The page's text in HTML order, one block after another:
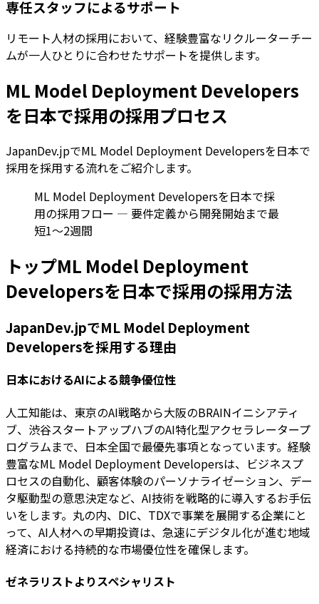
専任スタッフによるサポート
リモート人材の採用において、経験豊富なリクルーターチー
ムが一人ひとりに合わせたサポートを提供します。
ML Model Deployment Developers
を日本で採用の採用プロセス
JapanDev.jpでML Model Deployment Developersを日本で
採用を採用する流れをご紹介します。
ML Model Deployment Developersを日本で採
用の採用フロー — 要件定義から開発開始まで最
短1〜2週間
トップML Model Deployment
Developersを日本で採用の採用方法
JapanDev.jpでML Model Deployment
Developersを採用する理由
日本におけるAIによる競争優位性
人工知能は、東京のAI戦略から大阪のBRAINイニシアティ
ブ、渋谷スタートアップハブのAI特化型アクセラレータープ
ログラムまで、日本全国で最優先事項となっています。経験
豊富なML Model Deployment Developersは、ビジネスプ
ロセスの自動化、顧客体験のパーソナライゼーション、デー
タ駆動型の意思決定など、AI技術を戦略的に導入するお手伝
いをします。丸の内、DIC、TDXで事業を展開する企業にと
って、AI人材への早期投資は、急速にデジタル化が進む地域
経済における持続的な市場優位性を確保します。
ゼネラリストよりスペシャリスト